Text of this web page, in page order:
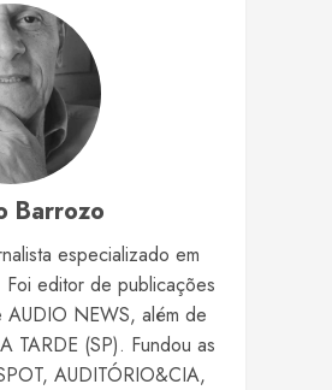
Barrozo
especializado em
editor de publicações
NEWS, além de
TARDE (SP). Fundou as
AUDITÓRIO&CIA,